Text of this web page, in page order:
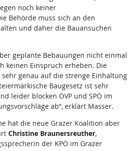
noch keiner
Behörde muss sich an den
und daher die Bauansuchen
geplante Bebauungen nicht einmal
keinen Einspruch erheben. Die
genau auf die strenge Einhaltung
Baugesetz ist sehr
leider blocken ÖVP und SPÖ im
ab“, erklärt Masser.
hat die neue Grazer Koalition aber
Christine Braunersreuther,
der KPÖ im Grazer